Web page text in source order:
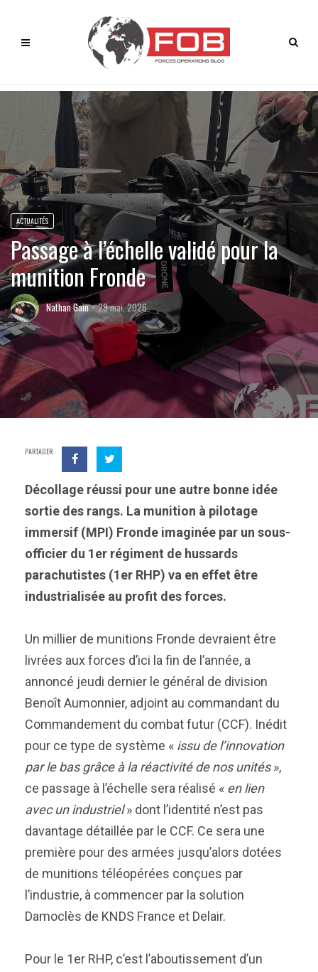
ACTUALITÉS
Passage à l’échelle validé pour la
munition Fronde
Nathan Gain 29 mai, 2026
PARTAGER
Décollage réussi pour une autre bonne idée
sortie des rangs. La munition à pilotage
immersif (MPI) Fronde imaginée par un sous-
officier du 1er régiment de hussards
parachutistes (1er RHP) va en effet être
industrialisée au profit des forces.
Un millier de munitions Fronde devraient être
livrées aux forces d’ici la fin de l’année, a
annoncé jeudi dernier le général de division
Benoît Aumonnier, adjoint au commandant du
Commandement du combat futur (CCF). Inédit
pour ce type de système « issu de l’innovation
par le bas grâce à la réactivité de nos unités»,
ce passage à l’échelle sera réalisé « en lien
avec un industriel» dont l’identité n’est pas
davantage détaillée par le CCF. Ce sera une
première pour des armées jusqu’alors dotées
de munitions téléopérées conçues par
l’industrie, à commencer par la solution
Damoclès de KNDS France et Delair.
Pour le 1er RHP, c’est l’aboutissement d’un